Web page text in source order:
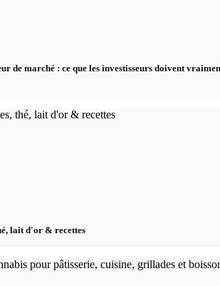
de marché : ce que les investisseurs doivent
lait d'or & recettes